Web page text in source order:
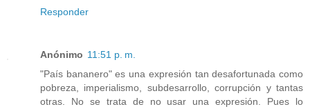
Responder
Anónimo 11:51 p. m.
"País bananero" es una expresión tan desafortunada como
pobreza, imperialismo, subdesarrollo, corrupción y tantas
otras. No se trata de no usar una expresión. Pues lo